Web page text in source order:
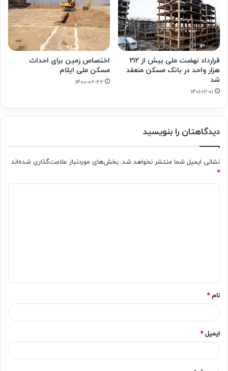
قرارداد نهضت ملی بیش از ۲۱۲
هزار واحد در بانک مسکن منعقد
شد
۱۴۰۱-۱۲-۰۱
اختصاص زمین برای احداث
مسکن ملی ایلام
۱۴۰۰-۰۲-۲۲
دیدگاهتان را بنویسید
نشانی ایمیل شما منتشر نخواهد شد. بخش‌های موردنیاز علامت‌گذاری شده‌اند
*
*
نام*
ایمیل*